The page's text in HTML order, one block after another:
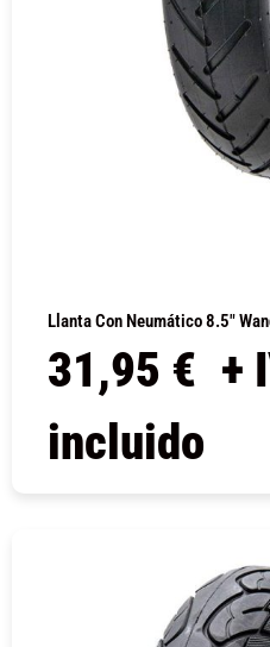
Llanta Con Neumático 8.5″
31,95 € +
incluido